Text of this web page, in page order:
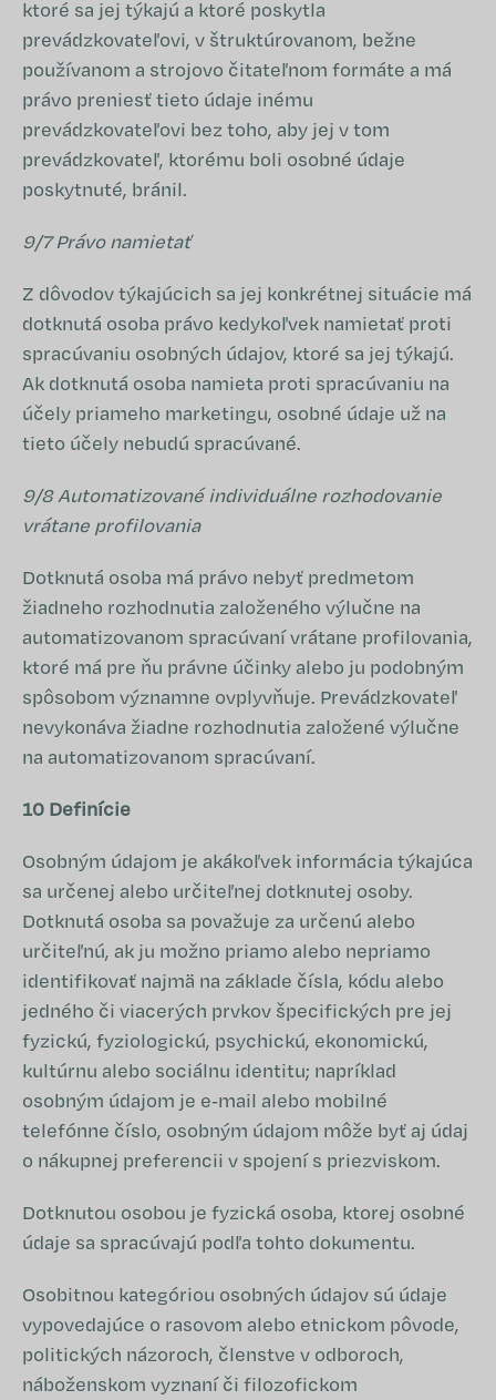
ktoré sa jej týkajú a ktoré poskytla
prevádzkovateľovi, v štruktúrovanom, bežne
používanom a strojovo čitateľnom formáte a má
právo preniesť tieto údaje inému
prevádzkovateľovi bez toho, aby jej v tom
prevádzkovateľ, ktorému boli osobné údaje
poskytnuté, bránil.
9/7 Právo namietať
Z dôvodov týkajúcich sa jej konkrétnej situácie má
dotknutá osoba právo kedykoľvek namietať proti
spracúvaniu osobných údajov, ktoré sa jej týkajú.
Ak dotknutá osoba namieta proti spracúvaniu na
účely priameho marketingu, osobné údaje už na
tieto účely nebudú spracúvané.
9/8 Automatizované individuálne rozhodovanie
vrátane profilovania
Dotknutá osoba má právo nebyť predmetom
žiadneho rozhodnutia založeného výlučne na
automatizovanom spracúvaní vrátane profilovania,
ktoré má pre ňu právne účinky alebo ju podobným
spôsobom významne ovplyvňuje. Prevádzkovateľ
nevykonáva žiadne rozhodnutia založené výlučne
na automatizovanom spracúvaní.
10 Definície
Osobným údajom je akákoľvek informácia týkajúca
sa určenej alebo určiteľnej dotknutej osoby.
Dotknutá osoba sa považuje za určenú alebo
určiteľnú, ak ju možno priamo alebo nepriamo
identifikovať najmä na základe čísla, kódu alebo
jedného či viacerých prvkov špecifických pre jej
fyzickú, fyziologickú, psychickú, ekonomickú,
kultúrnu alebo sociálnu identitu; napríklad
osobným údajom je e‑mail alebo mobilné
telefónne číslo, osobným údajom môže byť aj údaj
o nákupnej preferencii v spojení s priezviskom.
Dotknutou osobou je fyzická osoba, ktorej osobné
údaje sa spracúvajú podľa tohto dokumentu.
Osobitnou kategóriou osobných údajov sú údaje
vypovedajúce o rasovom alebo etnickom pôvode,
politických názoroch, členstve v odboroch,
náboženskom vyznaní či filozofickom